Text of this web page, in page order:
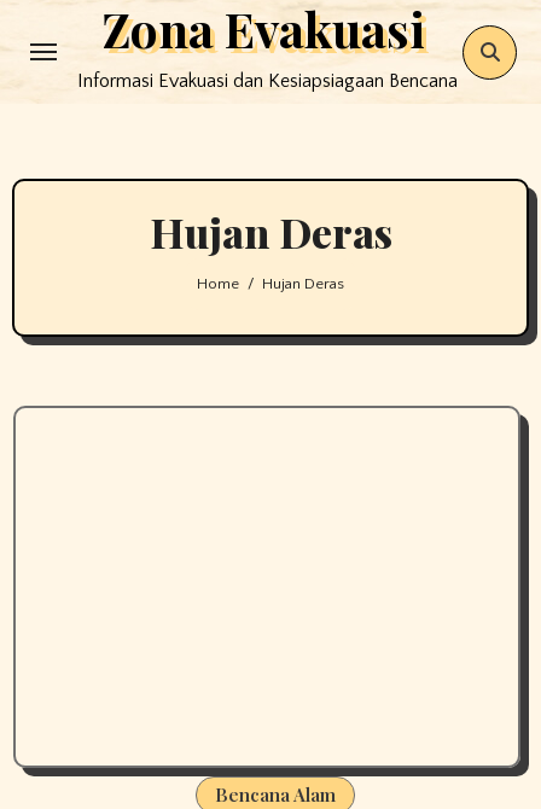
to
Zona Evakuasi
Informasi Evakuasi dan Kesiapsiagaan Bencana
Hujan Deras
Home Hujan Deras
Bencana Alam